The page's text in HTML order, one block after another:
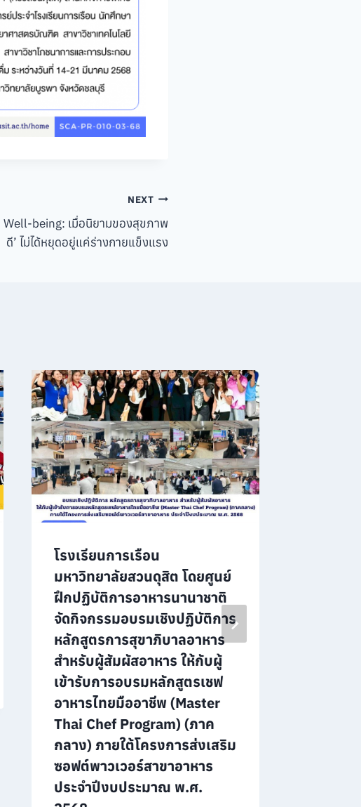
NEXT
being: เมื่อนิยามของสุขภาพ
ดี’ ไม่ได้หยุดอยู่แค่ร่างกายแข็งแรง
โรงเรียนการเรือน
มหาวิทยาลัยสวนดุสิต โดยศูนย์
ฝึกปฏิบัติการอาหารนานาชาติ
จัดกิจกรรมอบรมเชิงปฏิบัติการ
หลักสูตรการสุขาภิบาลอาหาร
สำหรับผู้สัมผัสอาหาร ให้กับผู้
เข้ารับการอบรมหลักสูตรเชฟ
อาหารไทยมืออาชีพ (Master
Thai Chef Program) (ภาค
กลาง) ภายใต้โครงการส่งเสริม
ซอฟต์พาวเวอร์สาขาอาหาร
ประจำปีงบประมาณ พ.ศ.